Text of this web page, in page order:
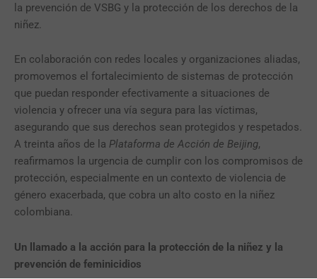
la prevención de VSBG y la protección de los derechos de la
niñez.
En colaboración con redes locales y organizaciones aliadas,
promovemos el fortalecimiento de sistemas de protección
que puedan responder efectivamente a situaciones de
violencia y ofrecer una vía segura para las víctimas,
asegurando que sus derechos sean protegidos y respetados.
A treinta años de la Plataforma de Acción de Beijing,
reafirmamos la urgencia de cumplir con los compromisos de
protección, especialmente en un contexto de violencia de
género exacerbada, que cobra un alto costo en la niñez
colombiana.
Un llamado a la acción para la protección de la niñez y la
prevención de feminicidios